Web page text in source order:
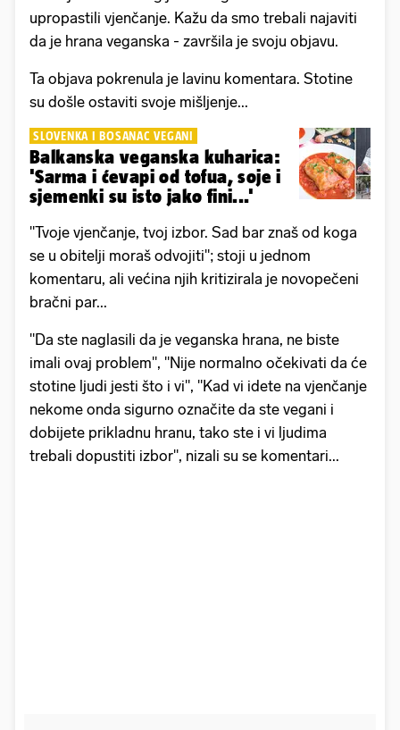
upropastili vjenčanje. Kažu da smo trebali najaviti
da je hrana veganska - završila je svoju objavu.
Ta objava pokrenula je lavinu komentara. Stotine
su došle ostaviti svoje mišljenje...
SLOVENKA I BOSANAC VEGANI
Balkanska veganska kuharica:
'Sarma i ćevapi od tofua, soje i
sjemenki su isto jako fini...'
"Tvoje vjenčanje, tvoj izbor. Sad bar znaš od koga
se u obitelji moraš odvojiti"; stoji u jednom
komentaru, ali većina njih kritizirala je novopečeni
bračni par...
"Da ste naglasili da je veganska hrana, ne biste
imali ovaj problem", "Nije normalno očekivati da će
stotine ljudi jesti što i vi", "Kad vi idete na vjenčanje
nekome onda sigurno označite da ste vegani i
dobijete prikladnu hranu, tako ste i vi ljudima
trebali dopustiti izbor", nizali su se komentari...